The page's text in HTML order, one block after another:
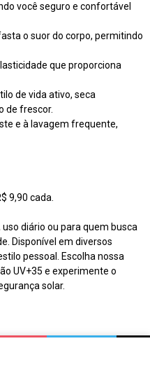
você seguro e confortável
o suor do corpo, permitindo
que proporciona
de vida ativo, seca
de frescor.
e à lavagem frequente,
9,90 cada.
diário ou para quem busca
Disponível em diversos
pessoal. Escolha nossa
UV+35 e experimente o
solar.